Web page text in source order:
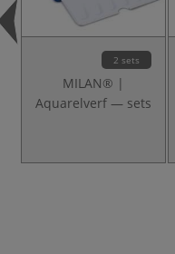
2 sets
MILAN® |
Aquarelverf — sets